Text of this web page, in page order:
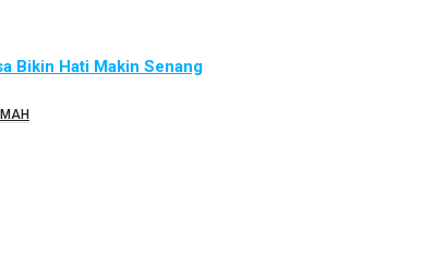
Bikin Hati Makin Senang